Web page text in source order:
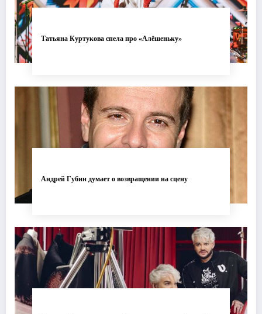
Татьяна Куртукова спела про «Алёшеньку»
Андрей Губин думает о возвращении на сцену